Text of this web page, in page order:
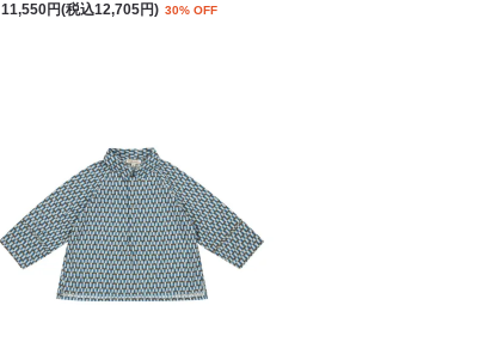
11,550円(税込12,705円) 30% OFF